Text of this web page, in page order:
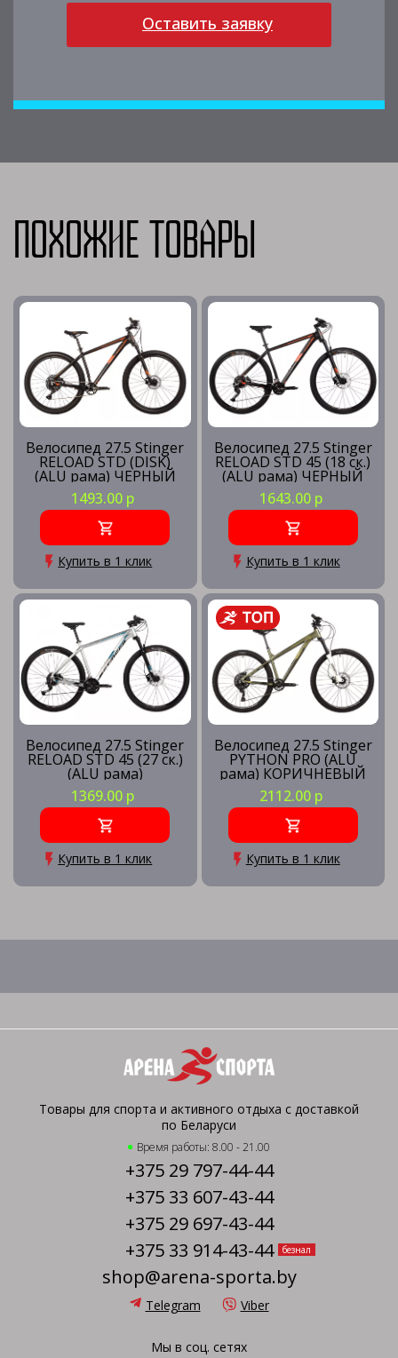
Оставить заявку
Похожие товары
Велосипед 27.5 Stinger
RELOAD STD (DISK)
(ALU рама) ЧЕРНЫЙ
(рама 16) BK3
1493.00 р
Купить в 1 клик
Велосипед 27.5 Stinger
RELOAD STD 45 (18 ск.)
(ALU рама) ЧЕРНЫЙ
(рама 18) BK45
1643.00 р
Купить в 1 клик
Велосипед 27.5 Stinger
RELOAD STD 45 (27 ск.)
(ALU рама)
СЕРЕБРИСТЫЙ (рама
18) SL45
1369.00 р
Купить в 1 клик
Велосипед 27.5 Stinger
PYTHON PRO (ALU
рама) КОРИЧНЕВЫЙ
(рама 16) BN3
2112.00 р
Купить в 1 клик
Товары для спорта и активного отдыха с доставкой
по Беларуси
Время работы: 8.00 - 21.00
+375 29 797-44-44
+375 33 607-43-44
+375 29 697-43-44
+375 33 914-43-44
безнал
shop@arena-sporta.by
Telegram Viber
Мы в соц. сетях